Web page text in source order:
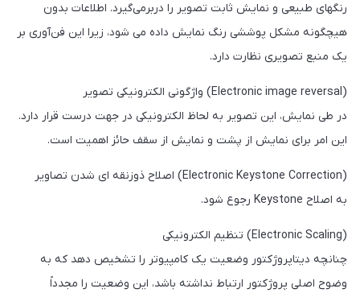
رنگهای طبیعی و نمایش ثابت تصویر را دربرمی‌گیرد. اطلاعات بدون
هیچگونه مشکل پوششی رنگ نمایش داده می شود، زیرا این فن‌آوری بر
یک منبع تصویری نظارت دارد.
(Electronic image reversal) واژگونی الکترونیکی تصویر
در طی نمایش، این تصویر به لحاظ الکترونیکی در جهت درست قرار دارد.
این امر برای نمایش از پشت و نمایش از سقف حائز اهمیت است.
(Electronic Keystone Correction) اصلاح ذوزنقه ای شدن تصاویر
به اصلاح Keystone رجوع شود.
(Electronic Scaling) تنظیم الکترونیکی
چنانچه دیتاپروژکتور وضعیت یک کامپیوتر را تشخیص دهد که به
وضوح اصلی پروژکتور ارتباط نداشته باشد، این وضعیت را مجدداً